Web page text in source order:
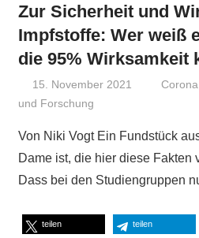
Zur Sicherheit und
Impfstoffe: Wer weiß
die 95% Wirksamkeit
15. November 2021 Niki
Corona
und Forschung
Von Niki Vogt Ein Fundstück
Dame ist, die hier diese Fakten
Dass bei den Studiengruppen
teilen teilen